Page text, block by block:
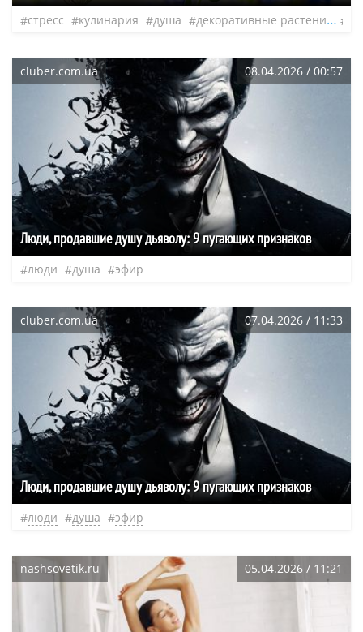
стресс кулинария душа декоративные растения
cluber.com.ua 08.04.2026 / 00:57
Люди, продавшие душу дьяволу: 9 пугающих признаков
люди душа эфир
cluber.com.ua 07.04.2026 / 11:33
Люди, продавшие душу дьяволу: 9 пугающих признаков
люди душа эфир
nashsovetik.ru 05.04.2026 / 11:21